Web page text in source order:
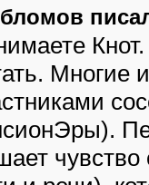
Многие
чувство